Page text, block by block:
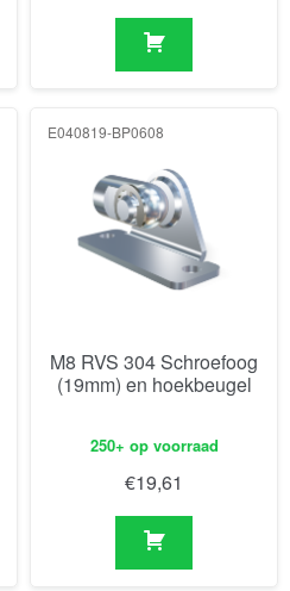
E040819-BP0608
M8 RVS 304 Schroefoog
(19mm) en hoekbeugel
250+ op voorraad
€19,61